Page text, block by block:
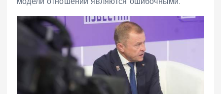
модели отношений являются ошибочными.